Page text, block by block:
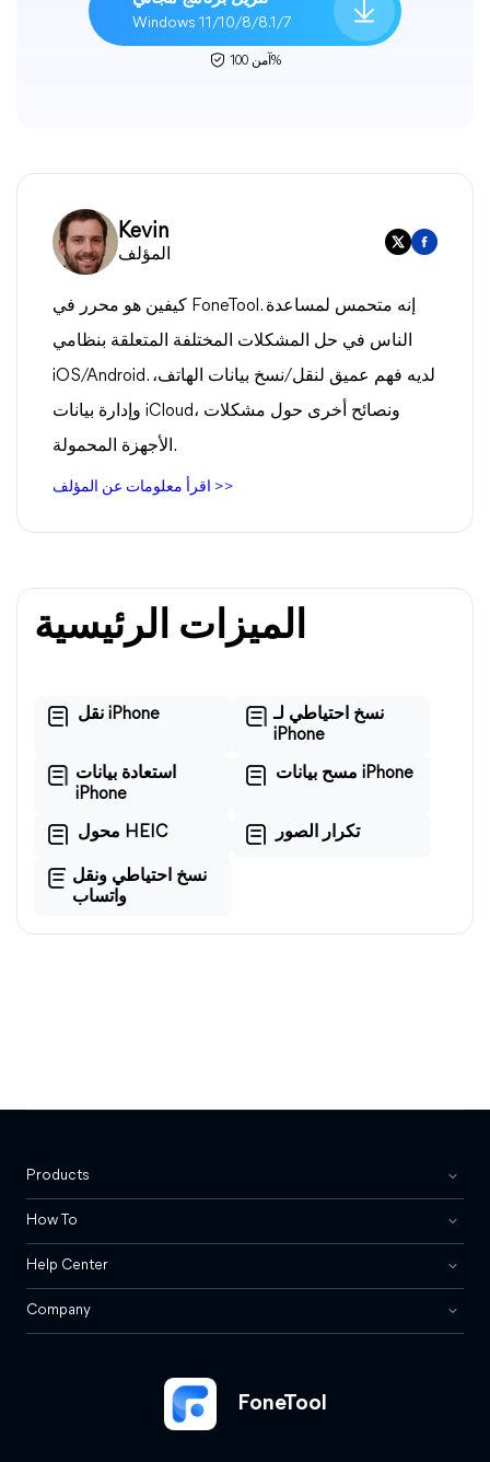
Windows 11/10/8/8.1/7
آمن 100%
Kevin
المؤلف
كيفين هو محرر في FoneTool. إنه متحمس لمساعدة
الناس في حل المشكلات المختلفة المتعلقة بنظامي
iOS/Android. لديه فهم عميق لنقل/نسخ بيانات الهاتف،
وإدارة بيانات iCloud، ونصائح أخرى حول مشكلات
الأجهزة المحمولة.
اقرأ معلومات عن المؤلف >>
الميزات الرئيسية
نقل iPhone
نسخ احتياطي لـ
iPhone
استعادة بيانات
iPhone
مسح بيانات iPhone
محول HEIC تكرار الصور
نسخ احتياطي ونقل
واتساب
FoneTool
Products
How To
Help Center
Company